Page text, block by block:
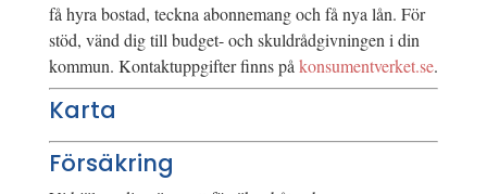
få hyra bostad, teckna abonnemang och få nya lån. För
stöd, vänd dig till budget- och skuldrådgivningen i din
kommun. Kontaktuppgifter finns på konsumentverket.se.
Karta
Försäkring